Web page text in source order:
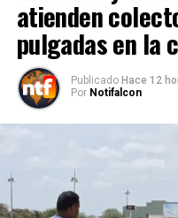
atienden
pulgadas en la
Publicado Hace 12
Por Notifalcon